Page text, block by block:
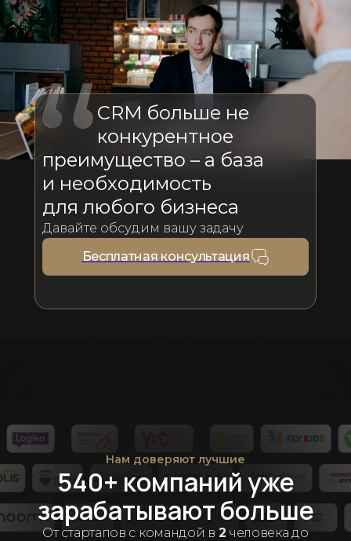
CRM больше не
конкурентное
преимущество – а база
и необходимость
для любого бизнеса
Давайте обсудим вашу задачу
Бесплатная консультация
Нам доверяют лучшие
540+ компаний уже
зарабатывают больше
От стартапов с командой в 2 человека до